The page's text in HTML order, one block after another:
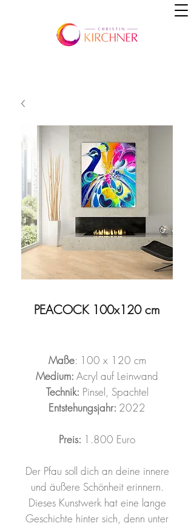
PEACOCK 100x120 cm
Maße: 100 x 120 cm
Medium: Acryl auf Leinwand
Technik: Pinsel, Spachtel
Entstehungsjahr: 2022
Preis: 1.800 Euro
Der Pfau soll dich an deine innere
und äußere Schönheit erinnern.
Dieses Kunstwerk hat eine lange
Geschichte hinter sich, denn unter